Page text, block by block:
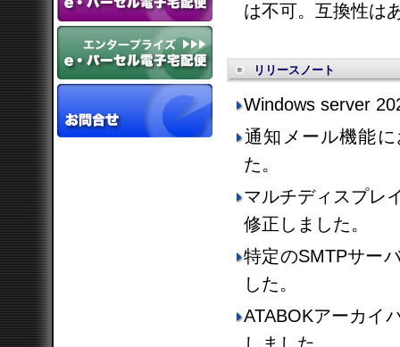
は不可。互換性は
リリースノート
Windows server
通知メール機能
た。
マルチディスプレ
修正しました。
特定のSMTPサー
した。
ATABOKアーカイ